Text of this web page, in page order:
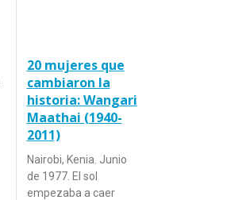
20 mujeres que
cambiaron la
historia: Wangari
Maathai (1940-
2011)
Nairobi, Kenia. Junio
de 1977. El sol
empezaba a caer